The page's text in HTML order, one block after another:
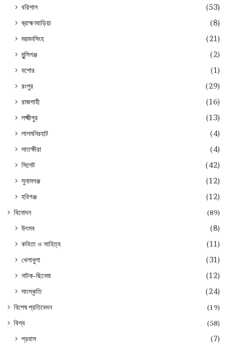
বরিশাল
(53)
ব্রাহ্মণবাড়িয়া
(8)
ময়মনসিংহ
(21)
মুন্সিগঞ্জ
(2)
যশোর
(1)
রংপুর
(29)
রাজশাহী
(16)
লক্ষ্মীপুর
(13)
লালমনিরহাট
(4)
সাতক্ষীরা
(4)
সিলেট
(42)
সুনামগঞ্জ
(12)
হবিগঞ্জ
(12)
বিনোদন (89)
উৎসব
(8)
কবিতা ও সাহিত্য
(11)
খেলাধুলা
(31)
নাটক-ছিনেমা
(12)
সাংস্কৃতি
(24)
বিশেষ প্রতিবেদন
(19)
বিশ্ব
(58)
প্রবাস (7)